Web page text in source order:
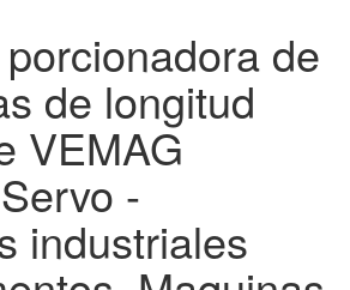
de
de longitud
VEMAG
-
industriales